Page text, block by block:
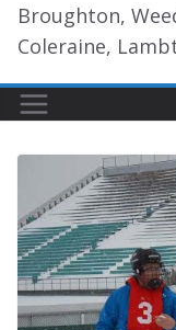
Broughton,
Coleraine,